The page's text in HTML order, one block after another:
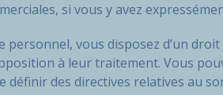
si vous y avez
vous disposez d’un droit
à leur traitement. Vous
des directives relatives au